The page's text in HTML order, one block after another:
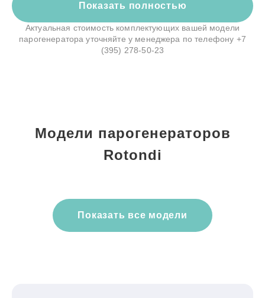
Показать полностью
Актуальная стоимость комплектующих вашей модели
парогенератора уточняйте у менеджера по телефону +7
(395) 278-50-23
Модели парогенераторов
Rotondi
Показать все модели